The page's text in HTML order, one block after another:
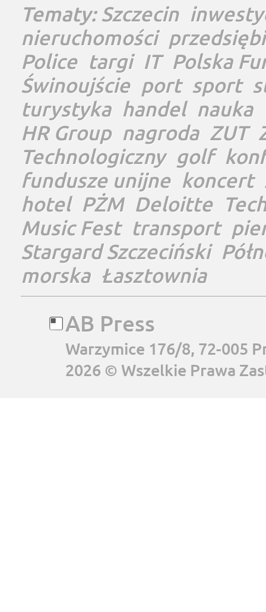
Tematy:Szczecin
nieruchomości
Police targi IT Polska
Świnoujście port sport
turystyka handel nauka
HR Group nagroda ZUT
Technologiczny golf
fundusze unijne koncert
hotel PŻM Deloitte
Music Fest transport
Stargard Szczeciński
morska Łasztownia
AB Press
Warzymice 176/8, 72-005
2026 © Wszelkie Prawa